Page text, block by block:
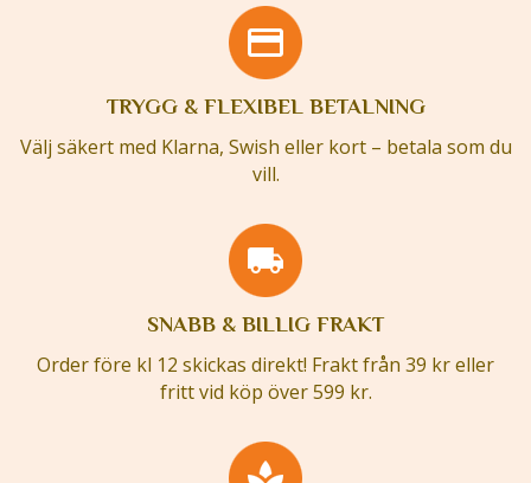
TRYGG & FLEXIBEL BETALNING
Välj säkert med Klarna, Swish eller kort – betala som du
vill.
SNABB & BILLIG FRAKT
Order före kl 12 skickas direkt! Frakt från 39 kr eller
fritt vid köp över 599 kr.